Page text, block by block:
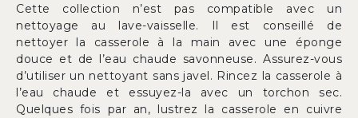
Cette collection n’est pas compatible avec un
nettoyage au lave-vaisselle. Il est conseillé de
nettoyer la casserole à la main avec une éponge
douce et de l’eau chaude savonneuse. Assurez-vous
d’utiliser un nettoyant sans javel. Rincez la casserole à
l’eau chaude et essuyez-la avec un torchon sec.
Quelques fois par an, lustrez la casserole en cuivre